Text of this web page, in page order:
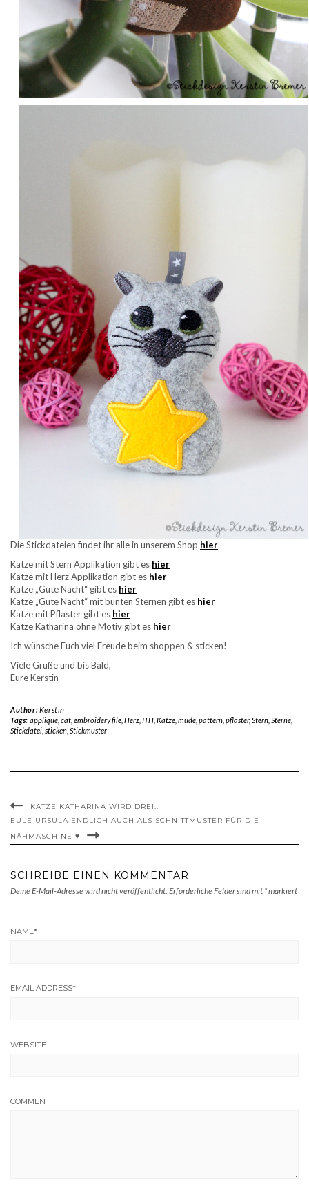
Die Stickdateien findet ihr alle in unserem Shop hier.
Katze mit Stern Applikation gibt es hier
Katze mit Herz Applikation gibt es hier
Katze „Gute Nacht“ gibt es hier
Katze „Gute Nacht“ mit bunten Sternen gibt es hier
Katze mit Pflaster gibt es hier
Katze Katharina ohne Motiv gibt es hier
Ich wünsche Euch viel Freude beim shoppen & sticken!
Viele Grüße und bis Bald,
Eure Kerstin
Author:Kerstin
Tags: appliqué, cat, embroidery file, Herz, ITH, Katze, müde, pattern, pflaster, Stern, Sterne,
Stickdatei sticken Stickmuster
KATZE KATHARINA WIRD DREI..
EULE URSULA ENDLICH AUCH ALS SCHNITTMUSTER FÜR DIE
NÄHMASCHINE ♥
SCHREIBE EINEN KOMMENTAR
Deine E-Mail-Adresse wird nicht veröffentlicht. Erforderliche Felder sind mit *markiert
NAME*
EMAIL ADDRESS*
WEBSITE
COMMENT